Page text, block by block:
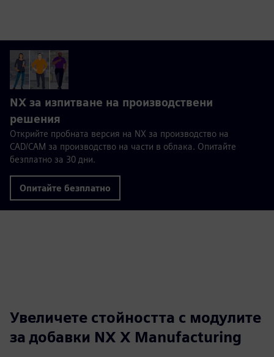
NX за изпитване на производствени
решения
Открийте пробната версия на NX за производство на
CAD/CAM за производство на части в облака. Опитайте
безплатно за 30 дни.
Опитайте безплатно
Увеличете стойността с модулите
за добавки NX X Manufacturing